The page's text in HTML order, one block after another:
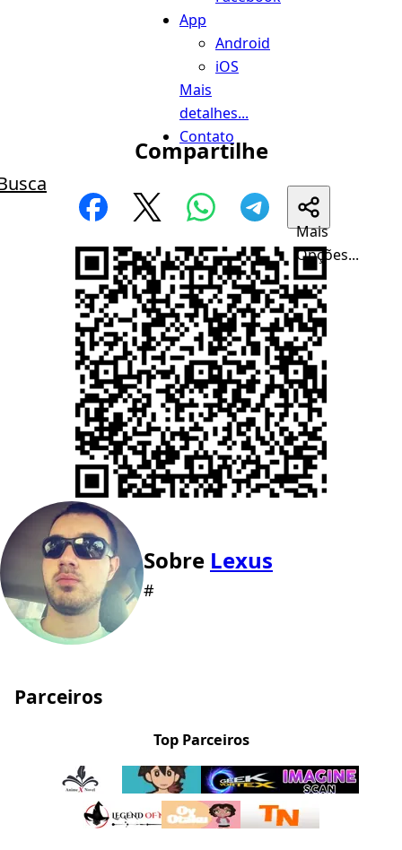
App
Android
iOS
Mais
detalhes...
Contato
Compartilhe
Mais
Opções...
Sobre Lexus
#
Parceiros
Top Parceiros